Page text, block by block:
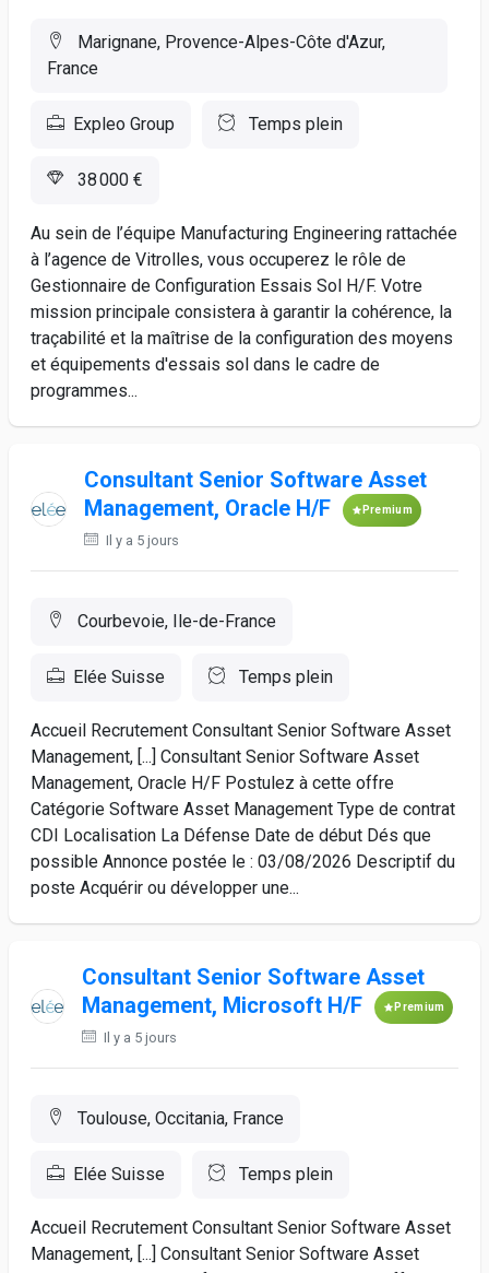
Marignane, Provence-Alpes-Côte d'Azur,
France
Expleo Group Temps plein
38 000 €
Au sein de l’équipe Manufacturing Engineering rattachée
à l’agence de Vitrolles, vous occuperez le rôle de
Gestionnaire de Configuration Essais Sol H/F. Votre
mission principale consistera à garantir la cohérence, la
traçabilité et la maîtrise de la configuration des moyens
et équipements d'essais sol dans le cadre de
programmes...
Consultant Senior Software Asset
Management, Oracle H/F
Premium
Il y a 5 jours
Courbevoie, Ile-de-France
Elée Suisse Temps plein
Accueil Recrutement Consultant Senior Software Asset
Management, [...] Consultant Senior Software Asset
Management, Oracle H/F Postulez à cette offre
Catégorie Software Asset Management Type de contrat
CDI Localisation La Défense Date de début Dés que
possible Annonce postée le : 03/08/2026 Descriptif du
poste Acquérir ou développer une...
Consultant Senior Software Asset
Management, Microsoft H/F
Premium
Il y a 5 jours
Toulouse, Occitania, France
Elée Suisse Temps plein
Accueil Recrutement Consultant Senior Software Asset
Management, [...] Consultant Senior Software Asset